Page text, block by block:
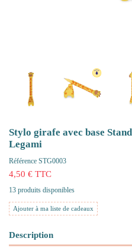
Stylo girafe avec base Stand-ink Ovation -
Legami
Référence STG0003
4,50 € TTC
13 produits disponibles
Ajouter à ma liste de cadeaux
Description